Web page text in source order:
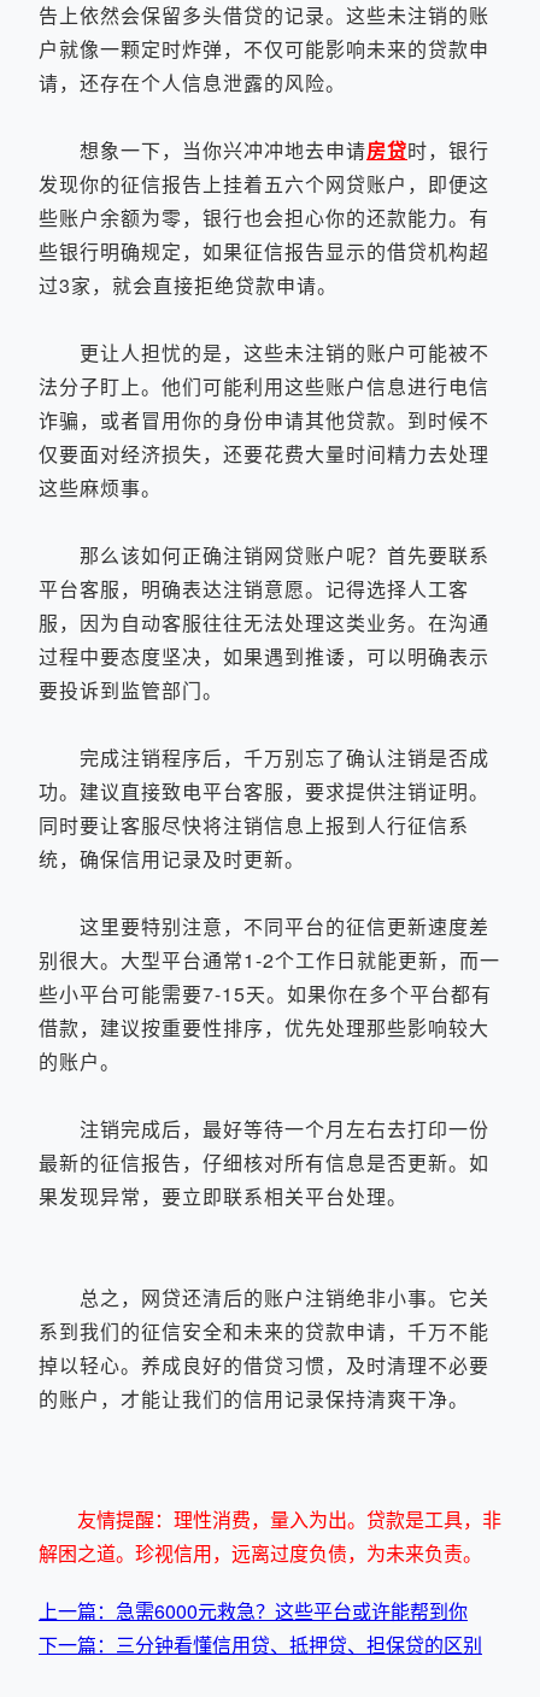
告上依然会保留多头借贷的记录。这些未注销的账
户就像一颗定时炸弹，不仅可能影响未来的贷款申
请，还存在个人信息泄露的风险。
想象一下，当你兴冲冲地去申请房贷时，银行
发现你的征信报告上挂着五六个网贷账户，即便这
些账户余额为零，银行也会担心你的还款能力。有
些银行明确规定，如果征信报告显示的借贷机构超
过3家，就会直接拒绝贷款申请。
更让人担忧的是，这些未注销的账户可能被不
法分子盯上。他们可能利用这些账户信息进行电信
诈骗，或者冒用你的身份申请其他贷款。到时候不
仅要面对经济损失，还要花费大量时间精力去处理
这些麻烦事。
那么该如何正确注销网贷账户呢？首先要联系
平台客服，明确表达注销意愿。记得选择人工客
服，因为自动客服往往无法处理这类业务。在沟通
过程中要态度坚决，如果遇到推诿，可以明确表示
要投诉到监管部门。
完成注销程序后，千万别忘了确认注销是否成
功。建议直接致电平台客服，要求提供注销证明。
同时要让客服尽快将注销信息上报到人行征信系
统，确保信用记录及时更新。
这里要特别注意，不同平台的征信更新速度差
别很大。大型平台通常1-2个工作日就能更新，而一
些小平台可能需要7-15天。如果你在多个平台都有
借款，建议按重要性排序，优先处理那些影响较大
的账户。
注销完成后，最好等待一个月左右去打印一份
最新的征信报告，仔细核对所有信息是否更新。如
果发现异常，要立即联系相关平台处理。
总之，网贷还清后的账户注销绝非小事。它关
系到我们的征信安全和未来的贷款申请，千万不能
掉以轻心。养成良好的借贷习惯，及时清理不必要
的账户，才能让我们的信用记录保持清爽干净。
友情提醒：理性消费，量入为出。贷款是工具，非
解困之道。珍视信用，远离过度负债，为未来负责。
上一篇：急需6000元救急？这些平台或许能帮到你
下一篇：三分钟看懂信用贷、抵押贷、担保贷的区别